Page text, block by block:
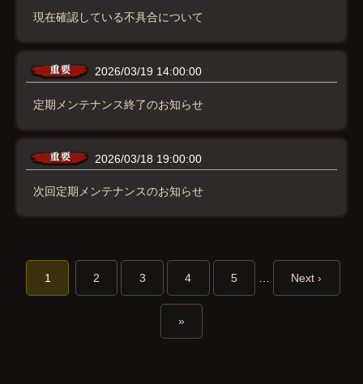
現在確認している不具合について
2026/03/19 14:00:00
定期メンテナンス終了のお知らせ
2026/03/18 19:00:00
次回定期メンテナンスのお知らせ
1 2 3 4 5 Next ›
»